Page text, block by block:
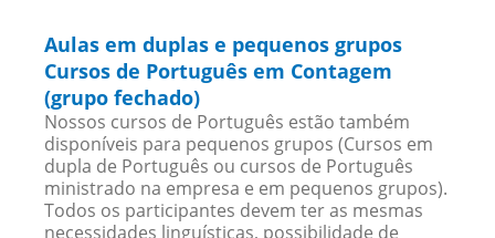
Aulas em duplas e pequenos grupos
Cursos de Português em Contagem
(grupo fechado)
Nossos cursos de Português estão também
disponíveis para pequenos grupos (Cursos em
dupla de Português ou cursos de Português
ministrado na empresa e em pequenos grupos).
Todos os participantes devem ter as mesmas
necessidades linguísticas, possibilidade de